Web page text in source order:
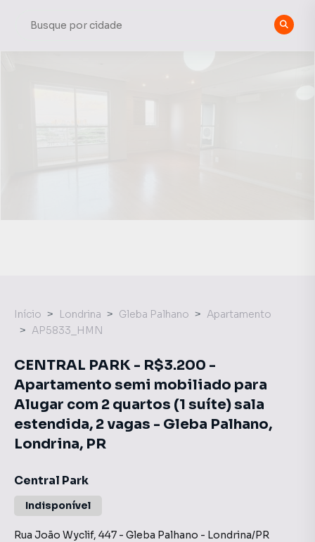
Início Londrina Gleba Palhano
Apartamento
AP5833_HMN
CENTRAL PARK - R$3.200 -
Apartamento semi mobiliado para
Alugar com 2 quartos (1 suíte) sala
estendida, 2 vagas - Gleba Palhano,
Londrina, PR
Central Park
Indisponível
Rua João Wyclif, 447 - Gleba Palhano - Londrina/PR